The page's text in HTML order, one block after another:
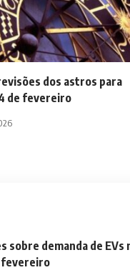
dos astros para
de fevereiro
demanda de EVs
fevereiro